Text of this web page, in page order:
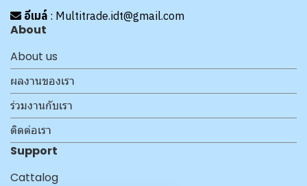
อีเมล์ : Multitrade.idt@gmail.com
About
About us
ผลงานของเรา
ร่วมงานกับเรา
ติดต่อเรา
Support
Cattalog